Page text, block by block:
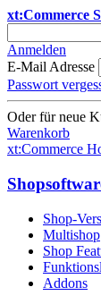
xt:Commerce
Anmelden
E-Mail Adresse
Passwort
Oder für neue
Warenkorb
xt:Commerce
Shop-
Multishop
Shop
Addons